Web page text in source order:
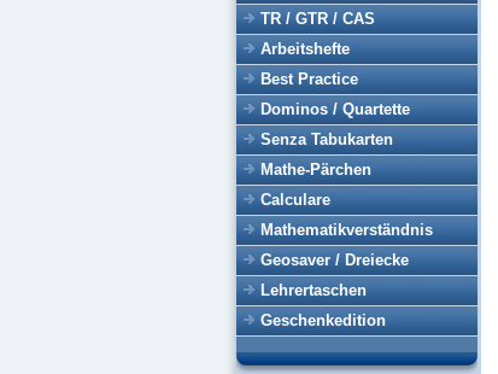
TR / GTR / CAS
Arbeitshefte
Best Practice
Dominos / Quartette
Senza Tabukarten
Mathe-Pärchen
Calculare
Mathematikverständnis
Geosaver / Dreiecke
Lehrertaschen
Geschenkedition